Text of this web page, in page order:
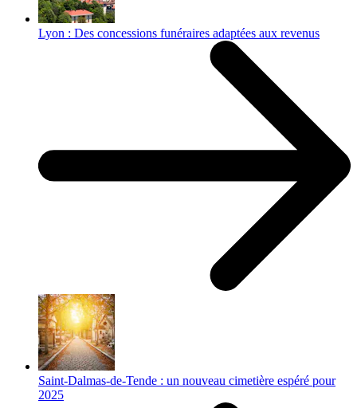
Lyon : Des concessions funéraires adaptées aux revenus
Saint-Dalmas-de-Tende : un nouveau cimetière espéré pour
2025